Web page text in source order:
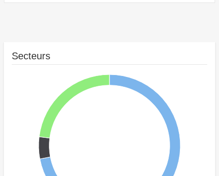
Secteurs